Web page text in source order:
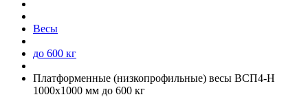
Весы
до 600 кг
Платформенные (низкопрофильные) весы ВСП4-Н
1000х1000 мм до 600 кг